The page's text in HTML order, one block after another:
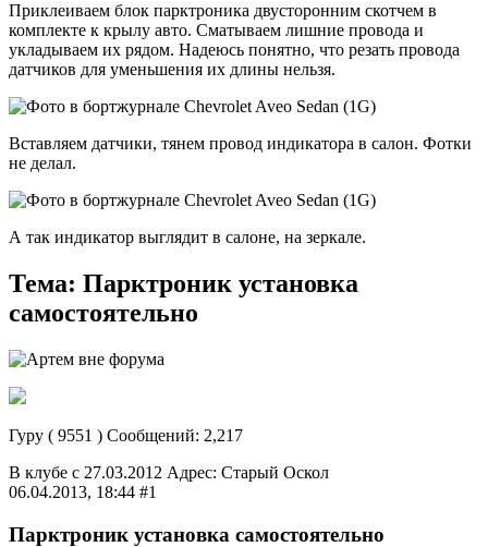
Приклеиваем блок парктроника двусторонним скотчем в
комплекте к крылу авто. Сматываем лишние провода и
укладываем их рядом. Надеюсь понятно, что резать провода
датчиков для уменьшения их длины нельзя.
Вставляем датчики, тянем провод индикатора в салон. Фотки
не делал.
А так индикатор выглядит в салоне, на зеркале.
Тема: Парктроник установка
самостоятельно
Гуру ( 9551 ) Сообщений: 2,217
В клубе с 27.03.2012 Адрес: Старый Оскол
06.04.2013, 18:44 #1
Парктроник установка самостоятельно